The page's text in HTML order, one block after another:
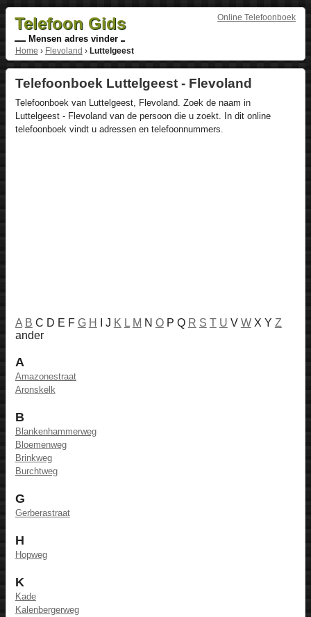
Online Telefoonboek
Telefoon Gids
Mensen adres vinder
Home › Flevoland › Luttelgeest
Telefoonboek Luttelgeest - Flevoland
Telefoonboek van Luttelgeest, Flevoland. Zoek de naam in
Luttelgeest - Flevoland van de persoon die u zoekt. In dit online
telefoonboek vindt u adressen en telefoonnummers.
A B C D E F G H I J K L M N OP Q R S T U V WX Y Z
ander
A
Amazonestraat
Aronskelk
B
Blankenhammerweg
Bloemenweg
Brinkweg
Burchtweg
G
Gerberastraat
H
Hopweg
K
Kade
Kalenbergerweg